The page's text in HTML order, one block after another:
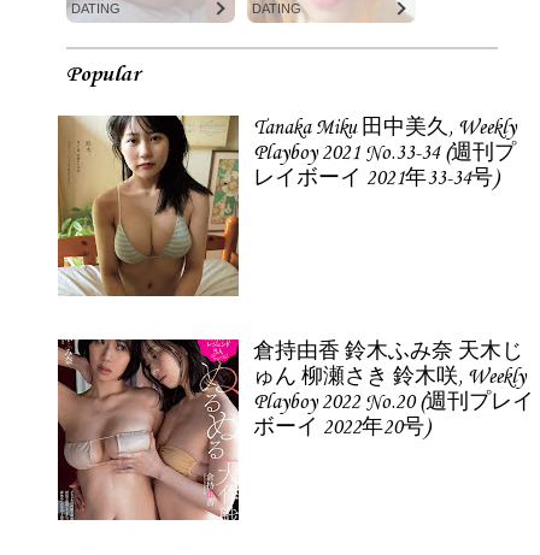
DATING DATING
Popular
Tanaka Miku 田中美久, Weekly
Playboy 2021 No.33-34 (週刊プ
レイボーイ 2021年33-34号)
倉持由香 鈴木ふみ奈 天木じ
ゅん 柳瀬さき 鈴木咲, Weekly
Playboy 2022 No.20 (週刊プレイ
ボーイ 2022年20号)